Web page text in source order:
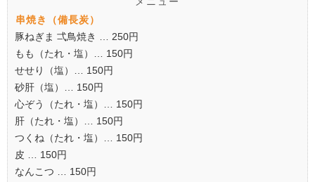
串焼き（備長炭）
豚ねぎま 弌鳥焼き … 250円
もも（たれ・塩）… 150円
せせり（塩）… 150円
砂肝（塩）… 150円
心ぞう（たれ・塩）… 150円
肝（たれ・塩）… 150円
つくね（たれ・塩）… 150円
皮 … 150円
なんこつ … 150円